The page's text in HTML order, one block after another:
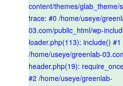
content/themes/glab_theme/
trace: #0 /home/useye/
03.com/public_html/wp-
loader.php(113): include() #1
/home/useye/greenlab-
header.php(19):
#2 /home/useye/greenlab-